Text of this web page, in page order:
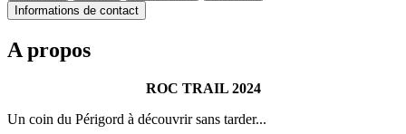
Informations de contact
A propos
ROC TRAIL 2024
Un coin du Périgord à découvrir sans tarder...